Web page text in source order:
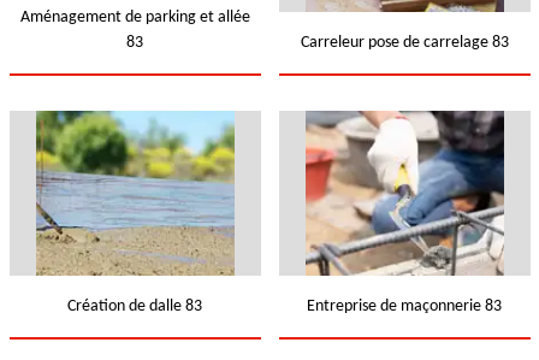
Aménagement de parking et allée
83
Carreleur pose de carrelage 83
Création de dalle 83 Entreprise de maçonnerie 83